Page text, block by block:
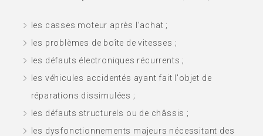
les casses moteur après l'achat ;
les problèmes de boîte de vitesses ;
les défauts électroniques récurrents ;
les véhicules accidentés ayant fait l'objet de
réparations dissimulées ;
les défauts structurels ou de châssis ;
les dysfonctionnements majeurs nécessitant des